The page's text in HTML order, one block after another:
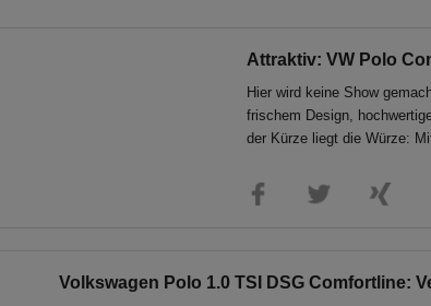
Attraktiv: VW Polo
Hier wird keine Show
frischem Design,
der Kürze liegt die Würze:
Volkswagen Polo 1.0 TSI DSG Comfortline: